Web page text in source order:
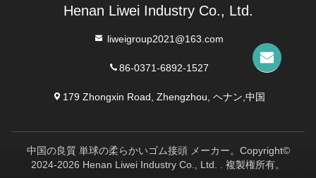
Henan Liwei Industry Co., Ltd.
liweigroup2021@163.com
86-0371-6892-1527
179 Zhongxin Road, Zhengzhou, ヘナン,中国
中国の良質 単球の柔らかいゴム接頭 メーカー。Copyright©
2024-2026 Henan Liwei Industry Co., Ltd. . 複製権所有。